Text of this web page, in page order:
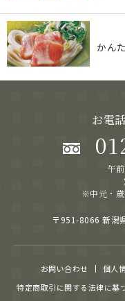
かん
お電
午
※中元・歳
〒951-8066 新潟
お問い合わせ 個人
特定商取引に関する法律に基